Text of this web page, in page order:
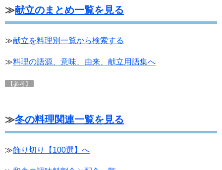
≫献立のまとめ一覧を見る
≫献立を料理別一覧から検索する
≫料理の語源、意味、由来、献立用語集へ
【参考】
≫冬の料理関連一覧を見る
≫飾り切り【100選】へ